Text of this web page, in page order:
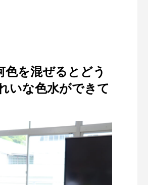
色を混ぜるとどう
いな色水ができて